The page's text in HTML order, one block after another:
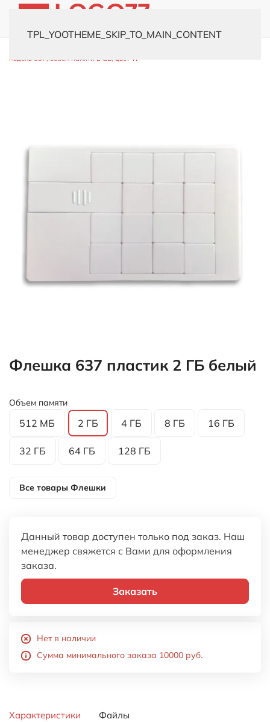
TPL_YOOTHEME_SKIP_TO_MAIN_CONTENT
модель 637, объем памяти 2 GB, цвет W
Флешка 637 пластик 2 ГБ белый
Объем памяти
512 МБ 2 ГБ 4 ГБ 8 ГБ 16 ГБ
32 ГБ 64 ГБ 128 ГБ
Все товары Флешки
Данный товар доступен только под заказ. Наш
менеджер свяжется с Вами для оформления
заказа.
Заказать
Нет в наличии
Сумма минимального заказа 10000 руб.
Характеристики Файлы